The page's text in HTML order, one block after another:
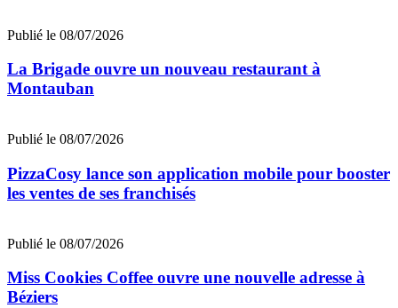
Publié le 08/07/2026
La Brigade ouvre un nouveau restaurant à
Montauban
Publié le 08/07/2026
PizzaCosy lance son application mobile pour booster
les ventes de ses franchisés
Publié le 08/07/2026
Miss Cookies Coffee ouvre une nouvelle adresse à
Béziers